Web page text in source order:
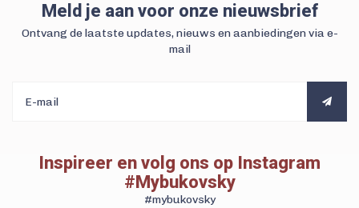
Meld je aan voor onze nieuwsbrief
Ontvang de laatste updates, nieuws en aanbiedingen via e-
mail
Inspireer en volg ons op Instagram
#Mybukovsky
#mybukovsky